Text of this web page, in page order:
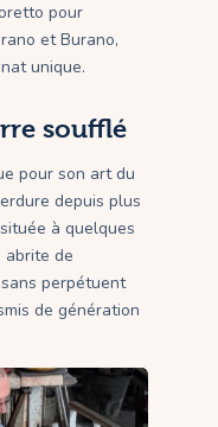
pour
et Burano,
unique.
soufflé
pour son art du
depuis plus
à quelques
abrite de
perpétuent
de génération